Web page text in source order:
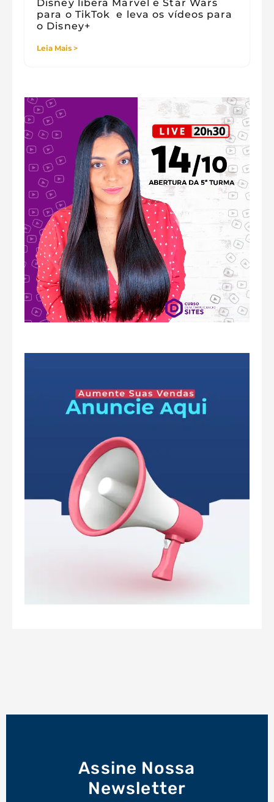
Disney libera Marvel e Star Wars
para o TikTok e leva os vídeos para
o Disney+
Leia Mais >
Assine Nossa
Newsletter